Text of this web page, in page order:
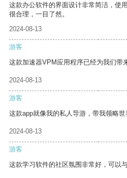
这款办公软件的界面设计非常简洁，使
很合理，一目了然。
2024-08-13
游客
这款加速器VPM应用程序已经为我们带
2024-08-13
游客
这款app就像我的私人导游，带我领略世
2024-08-13
游客
这款学习软件的社区氛围非常好，可以